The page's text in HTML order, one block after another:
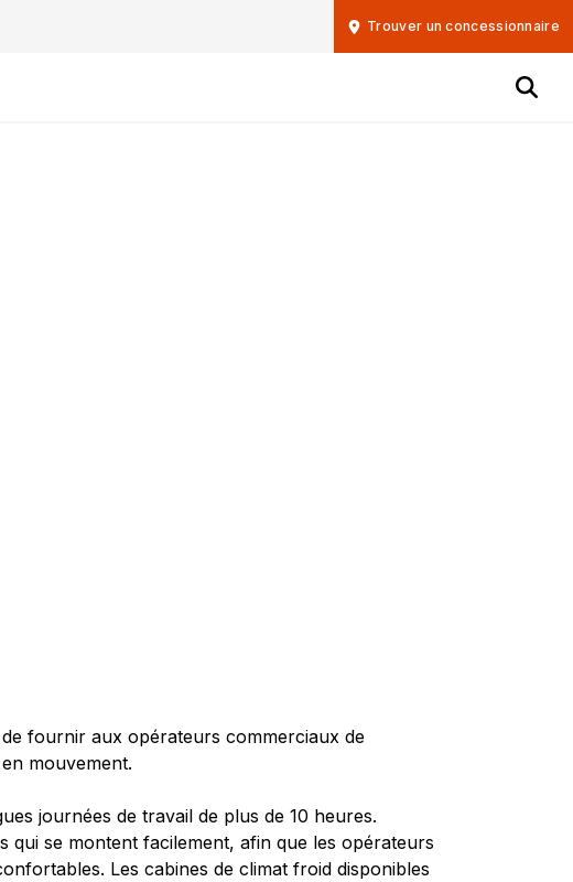
Trouver un concessionnaire
fournir aux opérateurs commerciaux de
mouvement.
journées de travail de plus de 10 heures.
qui se montent facilement, afin que les opérateurs
Les cabines de climat froid disponibles